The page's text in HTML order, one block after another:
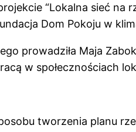
“Lokalna sieć
Dom Pokoju w
prowadziła Maja
w społecznościach
tworzenia planu